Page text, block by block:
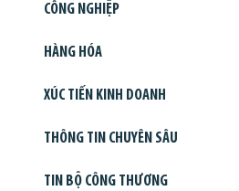
CÔNG NGHIỆP
HÀNG HÓA
XÚC TIẾN KINH DOANH
THÔNG TIN CHUYÊN SÂU
TIN BỘ CÔNG THƯƠNG